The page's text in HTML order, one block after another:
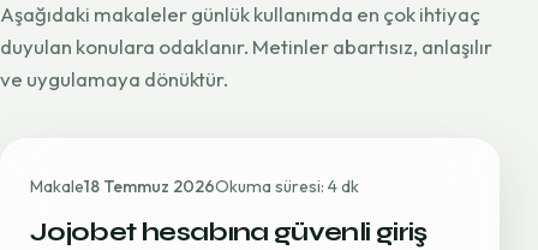
Aşağıdaki makaleler günlük kullanımda en çok ihtiyaç
duyulan konulara odaklanır. Metinler abartısız, anlaşılır
ve uygulamaya dönüktür.
Makale18 Temmuz 2026Okuma süresi: 4 dk
Jojobet hesabına güvenli giriş